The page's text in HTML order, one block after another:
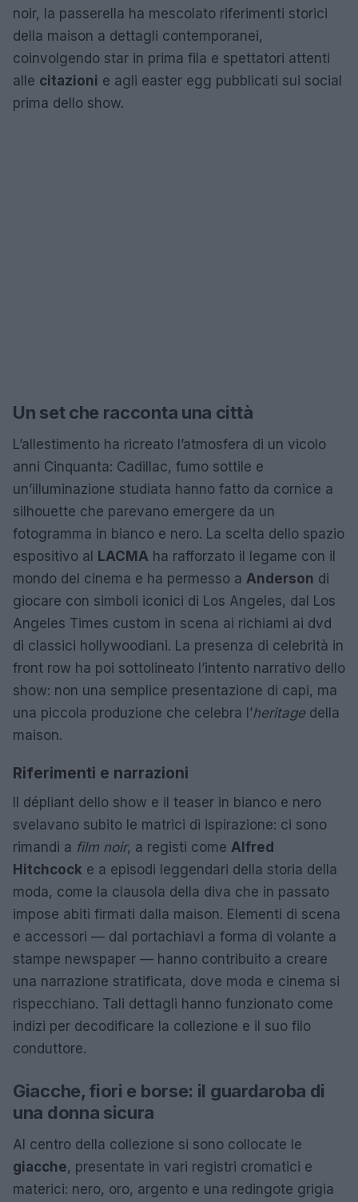
noir, la passerella ha mescolato riferimenti storici
della maison a dettagli contemporanei,
coinvolgendo star in prima fila e spettatori attenti
alle citazioni e agli easter egg pubblicati sui social
prima dello show.
Un set che racconta una città
L’allestimento ha ricreato l’atmosfera di un vicolo
anni Cinquanta: Cadillac, fumo sottile e
un’illuminazione studiata hanno fatto da cornice a
silhouette che parevano emergere da un
fotogramma in bianco e nero. La scelta dello spazio
espositivo al LACMA ha rafforzato il legame con il
mondo del cinema e ha permesso a Anderson di
giocare con simboli iconici di Los Angeles, dal Los
Angeles Times custom in scena ai richiami ai dvd
di classici hollywoodiani. La presenza di celebrità in
front row ha poi sottolineato l’intento narrativo dello
show: non una semplice presentazione di capi, ma
una piccola produzione che celebra l’heritagedella
maison.
Riferimenti e narrazioni
Il dépliant dello show e il teaser in bianco e nero
svelavano subito le matrici di ispirazione: ci sono
rimandi a film noir, a registi come Alfred
Hitchcock e a episodi leggendari della storia della
moda, come la clausola della diva che in passato
impose abiti firmati dalla maison. Elementi di scena
e accessori — dal portachiavi a forma di volante a
stampe newspaper — hanno contribuito a creare
una narrazione stratificata, dove moda e cinema si
rispecchiano. Tali dettagli hanno funzionato come
indizi per decodificare la collezione e il suo filo
conduttore.
Giacche, fiori e borse: il guardaroba di
una donna sicura
Al centro della collezione si sono collocate le
giacche, presentate in vari registri cromatici e
materici: nero, oro, argento e una redingote grigia